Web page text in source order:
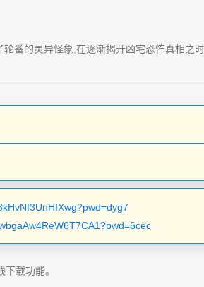
灵异怪象,在逐渐揭开凶宅恐怖真相之时
载功能。